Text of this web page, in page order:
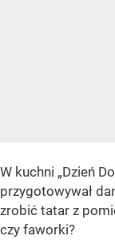
W kuchni „Dzień
przygotowywał
zrobić tatar z
czy faworki?